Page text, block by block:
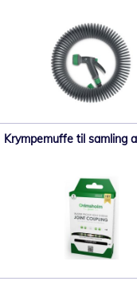
Krympemuffe til samling